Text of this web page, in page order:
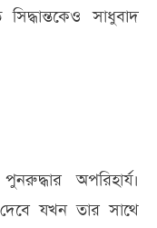
সাধুবাদ
অপরিহার্য।
যখন তার সাথে